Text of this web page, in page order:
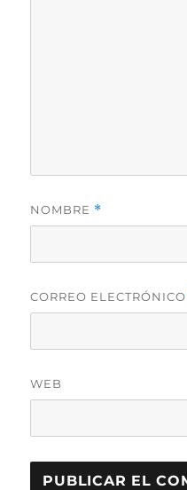
NOMBRE *
CORREO ELECTRÓNICO
WEB